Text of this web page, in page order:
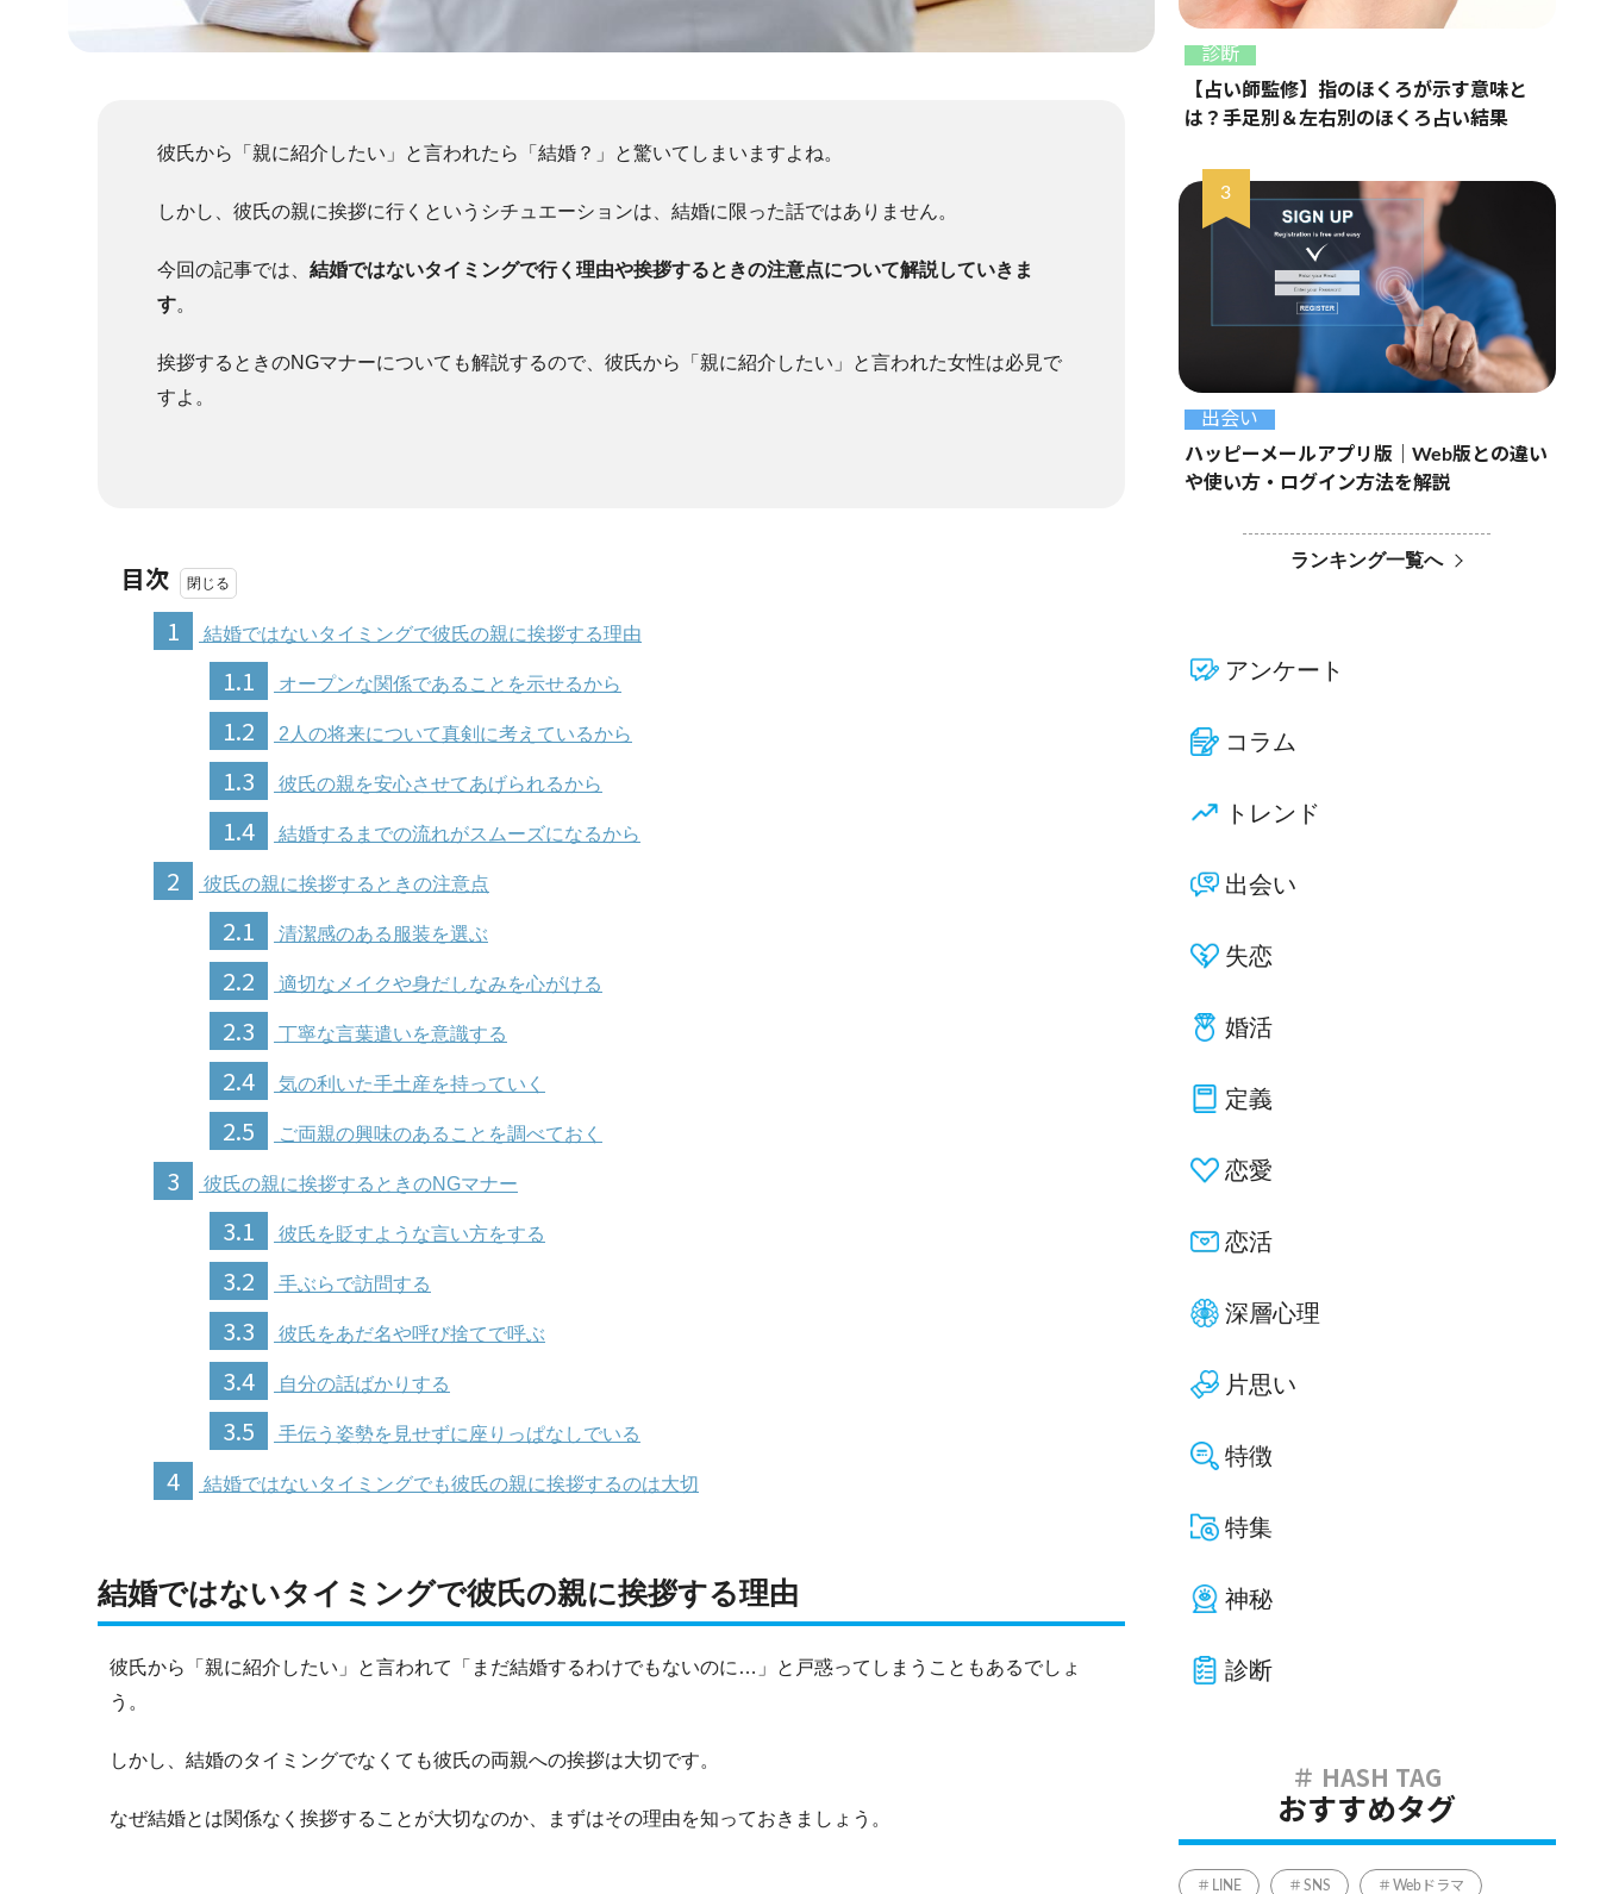
彼氏から「親に紹介したい」と言われたら「結婚？」と驚いてしまいますよね。
しかし、彼氏の親に挨拶に行くというシチュエーションは、結婚に限った話ではありません。
今回の記事では、 結婚ではないタイミングで行く理由や挨拶するときの注意点について解説していきま
す。
挨拶するときのNGマナーについても解説するので、彼氏から「親に紹介したい」と言われた女性は必見で
すよ。
目次
1
結婚ではないタイミングで彼氏の親に挨拶する理由
1.1 オープンな関係であることを示せるから
1.2 2人の将来について真剣に考えているから
1.3 彼氏の親を安心させてあげられるから
1.4 結婚するまでの流れがスムーズになるから
2 彼氏の親に挨拶するときの注意点
2.1 清潔感のある服装を選ぶ
2.2 適切なメイクや身だしなみを心がける
2.3 丁寧な言葉遣いを意識する
2.4 気の利いた手土産を持っていく
2.5 ご両親の興味のあることを調べておく
3 彼氏の親に挨拶するときのNGマナー
3.1 彼氏を貶すような言い方をする
3.2 手ぶらで訪問する
3.3 彼氏をあだ名や呼び捨てで呼ぶ
3.4 自分の話ばかりする
3.5 手伝う姿勢を見せずに座りっぱなしでいる
4 結婚ではないタイミングでも彼氏の親に挨拶するのは大切
結婚ではないタイミングで彼氏の親に挨拶する理由
彼氏から「親に紹介したい」と言われて「まだ結婚するわけでもないのに…」と戸惑ってしまうこともあるでしょ
う。
しかし、結婚のタイミングでなくても彼氏の両親への挨拶は大切です。
なぜ結婚とは関係なく挨拶することが大切なのか、まずはその理由を知っておきましょう。
診断
【占い師監修】指のほくろが示す意味と
は？手足別＆左右別のほくろ占い結果
出会い
ハッピーメールアプリ版｜Web版との違い
や使い方・ログイン方法を解説
ランキング一覧へ
アンケート
コラム
トレンド
出会い
失恋
婚活
定義
恋愛
恋活
深層心理
片思い
特徴
特集
神秘
診断
おすすめタグ
LINE SNS Webドラマ